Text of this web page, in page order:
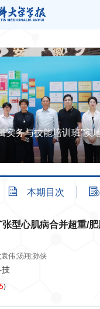
实务与技能培训班”实
本期目次
型心肌病合并超重/
伟;汤翔;孙侠
技
)